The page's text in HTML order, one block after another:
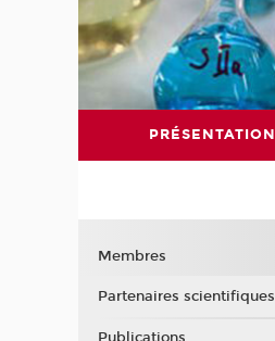
PRÉSENTATION
Membres
Partenaires scientifiques
Publications